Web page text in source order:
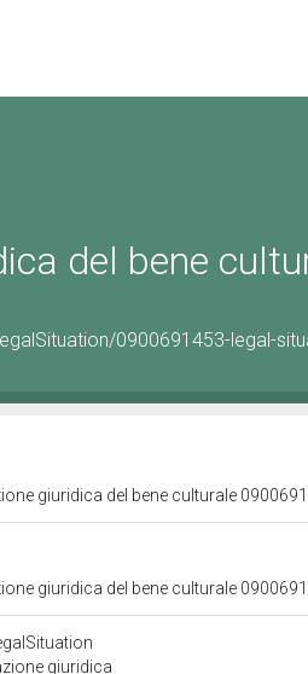
del bene
0900691453-legal-
giuridica del bene culturale
giuridica del bene culturale
giuridica